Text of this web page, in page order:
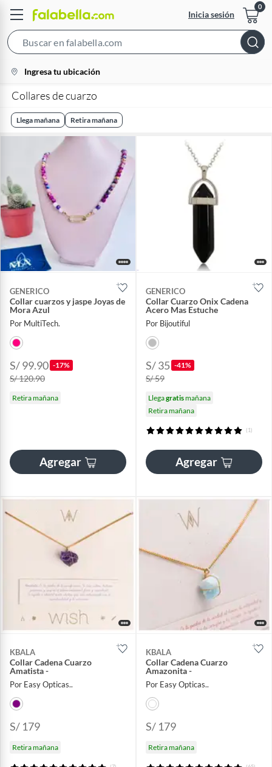
Inicia sesión
Bar
location-
icon
Ingresa tu ubicación
Collares de cuarzo
Llega mañana Retira mañana
GENERICO
Collar cuarzos y jaspe Joyas de
Mora Azul
Por MultiTech.
S/ 99.90 -17%
S/ 120.90
Retira mañana
Agregar
GENERICO
Collar Cuarzo Onix Cadena
Acero Mas Estuche
Por Bijoutiful
S/ 35 -41%
S/ 59
Llegagratismañana
Retira mañana
(1)
Agregar
KBALA
Collar Cadena Cuarzo
Amatista -
Por Easy Opticas..
S/ 179
Retira mañana
KBALA
Collar Cadena Cuarzo
Amazonita -
Por Easy Opticas..
S/ 179
Retira mañana